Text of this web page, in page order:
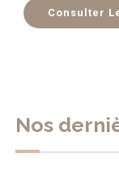
Consulter
Nos